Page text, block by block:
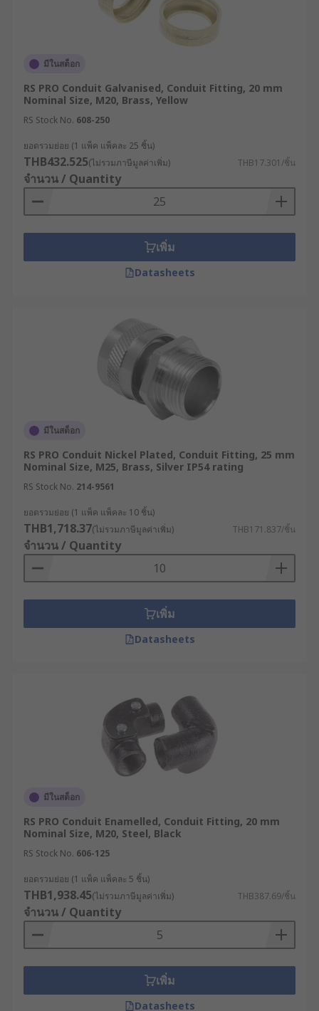
มีในสต็อก
RS PRO Conduit Galvanised, Conduit Fitting, 20 mm
Nominal Size, M20, Brass, Yellow
RS Stock No. 608-250
ยอดรวมย่อย (1 แพ็ค แพ็คละ 25 ชิ้น)
THB432.525(ไม่รวมภาษีมูลค่าเพิ่ม) THB17.301/ชิ้น
จำนวน / Quantity
เพิ่ม
Datasheets
มีในสต็อก
RS PRO Conduit Nickel Plated, Conduit Fitting, 25 mm
Nominal Size, M25, Brass, Silver IP54 rating
RS Stock No. 214-9561
ยอดรวมย่อย (1 แพ็ค แพ็คละ 10 ชิ้น)
THB1,718.37(ไม่รวมภาษีมูลค่าเพิ่ม) THB171.837/ชิ้น
จำนวน / Quantity
เพิ่ม
Datasheets
มีในสต็อก
RS PRO Conduit Enamelled, Conduit Fitting, 20 mm
Nominal Size, M20, Steel, Black
RS Stock No. 606-125
ยอดรวมย่อย (1 แพ็ค แพ็คละ 5 ชิ้น)
THB1,938.45(ไม่รวมภาษีมูลค่าเพิ่ม) THB387.69/ชิ้น
จำนวน / Quantity
เพิ่ม
Datasheets